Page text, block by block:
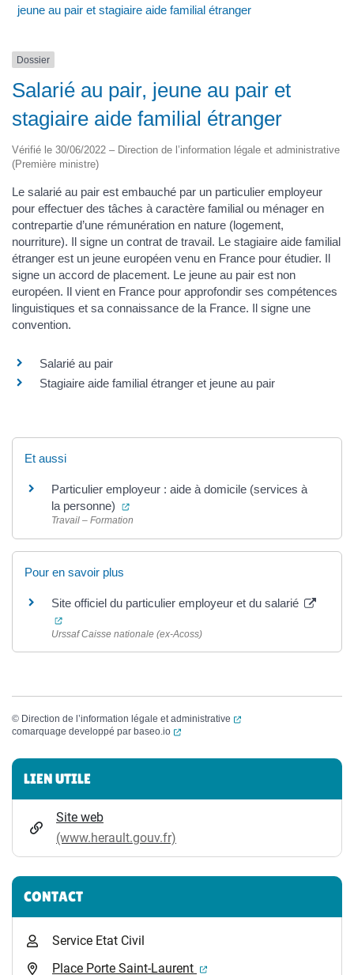
jeune au pair et stagiaire aide familial étranger
Dossier
Salarié au pair, jeune au pair et
stagiaire aide familial étranger
Vérifié le 30/06/2022 – Direction de l’information légale et administrative
(Première ministre)
Le salarié au pair est embauché par un particulier employeur
pour effectuer des tâches à caractère familial ou ménager en
contrepartie d’une rémunération en nature (logement,
nourriture). Il signe un contrat de travail. Le stagiaire aide familial
étranger est un jeune européen venu en France pour étudier. Il
signe un accord de placement. Le jeune au pair est non
européen. Il vient en France pour approfondir ses compétences
linguistiques et sa connaissance de la France. Il signe une
convention.
Salarié au pair
Stagiaire aide familial étranger et jeune au pair
Et aussi
Particulier employeur : aide à domicile (services à
la personne)
(ouverture dans un nouvel onglet)
Travail – Formation
Pour en savoir plus
Site officiel du particulier employeur et du salarié
(ouverture dans un nouvel onglet)
Urssaf Caisse nationale (ex-Acoss)
© Direction de l’information légale et administrative
(ouverture dans un
comarquage developpé par baseo.io (ouverture dans un nouvel onglet)
Informations complémentaires
LIEN UTILE
Site web
(www.herault.gouv.fr)
CONTACT
Service Etat Civil
Place Porte Saint-Laurent
(ouverture dans un